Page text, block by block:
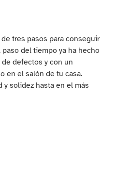
tres pasos para conseguir
del tiempo ya ha hecho
defectos y con un
en el salón de tu casa.
y solidez hasta en el más